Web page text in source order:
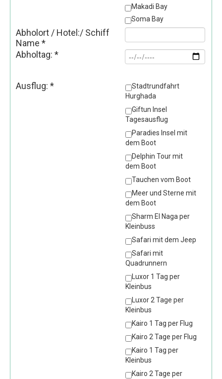
Makadi Bay
Soma Bay
Abholort / Hotel:/ Schiff
Name *
Abholtag: *
Ausflug: *
Stadtrundfahrt
Hurghada
Giftun Insel
Tagesausflug
Paradies Insel mit
dem Boot
Delphin Tour mit
dem Boot
Tauchen vom Boot
Meer und Sterne mit
dem Boot
Sharm El Naga per
Kleinbuss
Safari mit dem Jeep
Safari mit
Quadrunnern
Luxor 1 Tag per
Kleinbus
Luxor 2 Tage per
Kleinbus
Kairo 1 Tag per Flug
Kairo 2 Tage per Flug
Kairo 1 Tag per
Kleinbus
Kairo 2 Tage per